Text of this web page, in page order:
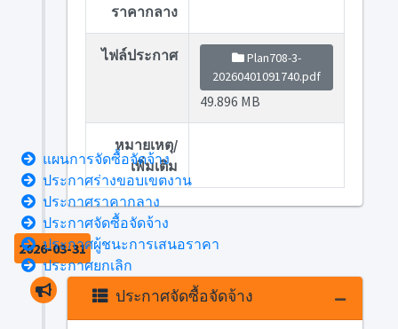
ราคากลาง
ไฟล์ประกาศ
Plan708-3-
20260401091740.pdf
49.896 MB
หมายเหตุ/
เพิ่มเติม
2026-03-31
ประกาศจัดซื้อจัดจ้าง
แผนการจัดซื้อจัดจ้าง
ประกาศร่างขอบเขตงาน
ประกาศราคากลาง
ประกาศจัดซื้อจัดจ้าง
ประกาศผู้ชนะการเสนอราคา
ประกาศยกเลิก